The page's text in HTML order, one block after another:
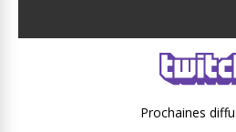
Prochaines